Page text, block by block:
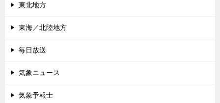
東北地方
東海／北陸地方
毎日放送
気象ニュース
気象予報士